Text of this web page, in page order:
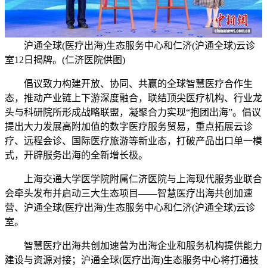
沪通全球(医疗出海)生态服务中心和仁济(沪通全球)云诊
室12日揭牌。(仁济医院供图)
倡议致力构建开放、协同、共赢的全球智慧医疗合作生
态，推动产业链上下游深度融合，联结顶尖医疗机构、行业龙
头与科研院所形成战略联盟，凝聚合力实现“抱团出海”。倡议
提出大力发展高附加值的数字医疗服务贸易，重点拓展云诊
疗、远程会诊、国际医疗旅游等新业态，打破产品出口单一模
式，开辟服务出海的全新增长极。
上海交通大学医学院附属仁济医院与上海现代服务业联合
会牵头发布并启动三大生态项目——智慧医疗出海共创加速
营、沪通全球(医疗出海)生态服务中心和仁济(沪通全球)云诊
室。
智慧医疗出海共创加速营为出海企业和服务机构提供能力
建设与资源对接；沪通全球(医疗出海)生态服务中心将打通技